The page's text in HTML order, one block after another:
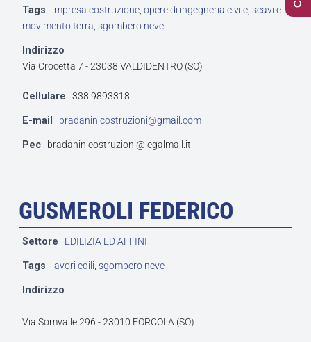
Tags impresa costruzione, opere di ingegneria civile, scavi e
movimento terra, sgombero neve
Indirizzo
Via Crocetta 7 - 23038 VALDIDENTRO (SO)
Cellulare 338 9893318
E-mail bradaninicostruzioni@gmail.com
Pec bradaninicostruzioni@legalmail.it
GUSMEROLI FEDERICO
Settore EDILIZIA ED AFFINI
Tags lavori edili, sgombero neve
Indirizzo
Via Somvalle 296 - 23010 FORCOLA (SO)